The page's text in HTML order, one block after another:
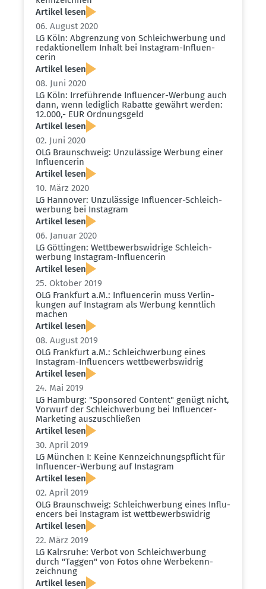
Artikel lesen
06. August 2020
LG Köln: Abgrenzung von Schleich­werbung und
redak­tio­nellem Inhalt bei Instagram-Influ­en­
cerin
Artikel lesen
08. Juni 2020
LG Köln: Irrefüh­rende Influ­encer-Werbung auch
dann, wenn lediglich Rabatte gewährt werden:
12.000,- EUR Ordnungsgeld
Artikel lesen
02. Juni 2020
OLG Braun­schweig: Unzulässige Werbung einer
Influ­en­cerin
Artikel lesen
10. März 2020
LG Hannover: Unzulässige Influ­encer-Schleich­
werbung bei Instagram
Artikel lesen
06. Januar 2020
LG Göttingen: Wettbe­werbs­widrige Schleich­
werbung Instagram-Influ­en­cerin
Artikel lesen
25. Oktober 2019
OLG Frankfurt a.M.: Influ­en­cerin muss Verlin­
kungen auf Instagram als Werbung kenntlich
machen
Artikel lesen
08. August 2019
OLG Frankfurt a.M.: Schleich­werbung eines
Instagram-Influ­encers wettbe­werbs­widrig
Artikel lesen
24. Mai 2019
LG Hamburg: "Sponsored Content" genügt nicht,
Vorwurf der Schleich­werbung bei Influ­encer-
Marketing auszu­schließen
Artikel lesen
30. April 2019
LG München I: Keine Kennzeich­nungs­pflicht für
Influ­encer-Werbung auf Instagram
Artikel lesen
02. April 2019
OLG Braun­schweig: Schleich­werbung eines Influ­
encers bei Instagram ist wettbe­werbs­widrig
Artikel lesen
22. März 2019
LG Kalrsruhe: Verbot von Schleich­werbung
durch "Taggen" von Fotos ohne Werbe­kenn­
zeichnung
Artikel lesen